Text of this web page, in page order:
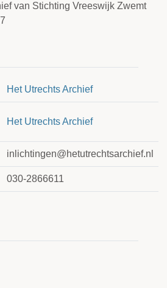
van Stichting Vreeswijk Zwemt
Het Utrechts Archief
Het Utrechts Archief
inlichtingen@hetutrechtsarchief.nl
030-2866611